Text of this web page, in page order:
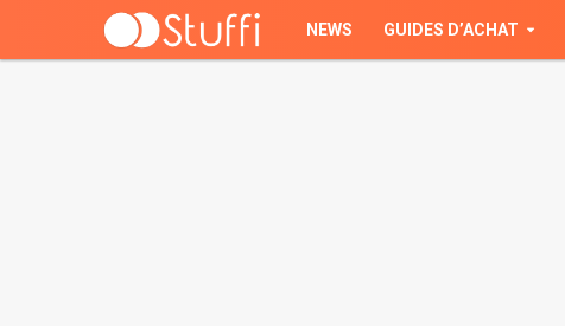
NEWS GUIDES D’ACHAT